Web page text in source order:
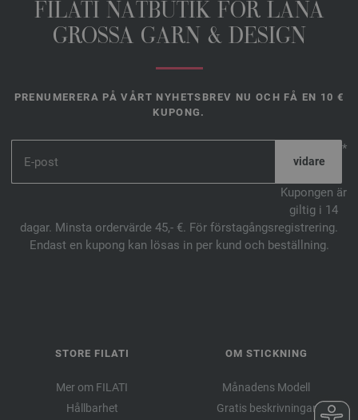
FILATI NÄTBUTIK FŐR LANA
GROSSA GARN & DESIGN
PRENUMERERA PÅ VÅRT NYHETSBREV NU OCH FÅ EN 10 €
KUPONG.
*
Kupongen är
giltig i 14
dagar. Minsta ordervärde 45,- €. För förstagångsregistrering.
Endast en kupong kan lösas in per kund och beställning.
STORE FILATI
Mer om FILATI
Hållbarhet
OM STICKNING
Månadens Modell
Gratis beskrivningar